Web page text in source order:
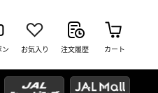
ン お気入り 注文履歴 カート